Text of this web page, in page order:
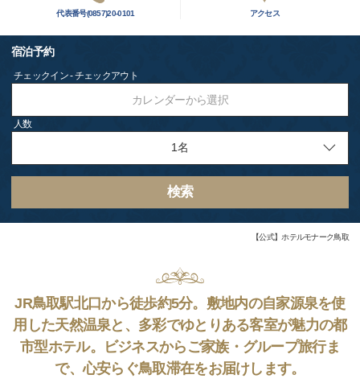
代表番号(0857)20-0101 アクセス
宿泊予約
チェックイン - チェックアウト
カレンダーから選択
人数
検索
【公式】ホテルモナーク鳥取
JR鳥取駅北口から徒歩約5分。敷地内の自家源泉を使
用した天然温泉と、多彩でゆとりある客室が魅力の都
市型ホテル。ビジネスからご家族・グループ旅行ま
で、心安らぐ鳥取滞在をお届けします。